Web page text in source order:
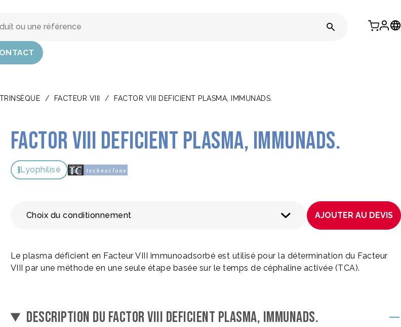
/ FACTEUR VIII / FACTOR VIII DEFICIENT PLASMA, IMMUNADS.
Factor VIII Deficient Plasma, immunads.
Lyophilisé
Choix du conditionnement AJOUTER AU DEVIS
Le plasma déficient en Facteur VIII immunoadsorbé est utilisé pour la détermination du Facteur
VIII par une méthode en une seule étape basée sur le temps de céphaline activée (TCA).
DESCRIPTION DU FACTOR VIII DEFICIENT PLASMA, IMMUNADS.